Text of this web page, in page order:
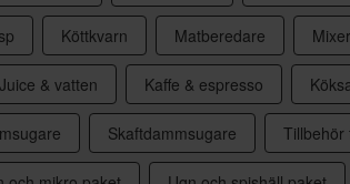
Köttkvarn Matberedare Mixer
Juice & vatten Kaffe & espresso
Skaftdammsugare Tillbehör